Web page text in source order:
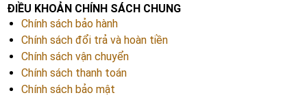
ĐIỀU KHOẢN CHÍNH SÁCH CHUNG
Chính sách bảo hành
Chính sách đổi trả và hoàn tiền
Chính sách vận chuyển
Chính sách thanh toán
Chính sách bảo mật